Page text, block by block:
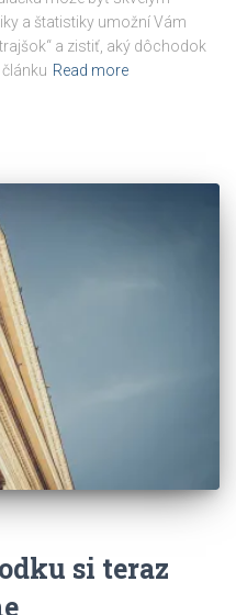
a štatistiky umožní Vám
a zistiť, aký dôchodok
Read more
si teraz